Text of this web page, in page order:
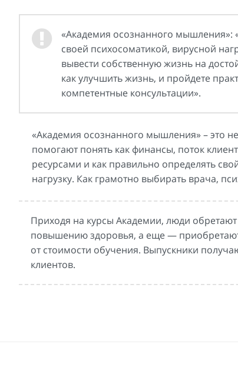
«Академия осознанного мышления»:
своей психосоматикой, вирусной
вывести собственную жизнь на
как улучшить жизнь, и пройдете
компетентные консультации».
«Академия осознанного мышления» – это
помогают понять как финансы, поток
ресурсами и как правильно определять
нагрузку. Как грамотно выбирать врача,
Приходя на курсы Академии, люди
повышению здоровья, а еще —
от стоимости обучения. Выпускники
клиентов.